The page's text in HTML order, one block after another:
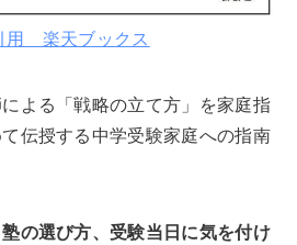
用 楽天ブックス
よる「戦略の立て方」を家庭指
伝授する中学受験家庭への指南
の選び方、受験当日に気を付け